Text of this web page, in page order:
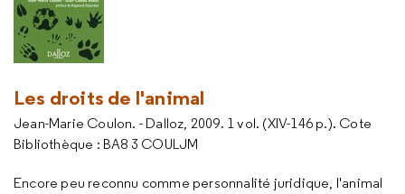
Les droits de l'animal
Jean-Marie Coulon. - Dalloz, 2009. 1 vol. (XIV-146 p.). Cote
Bibliothèque : BA8 3 COULJM
Encore peu reconnu comme personnalité juridique, l'animal